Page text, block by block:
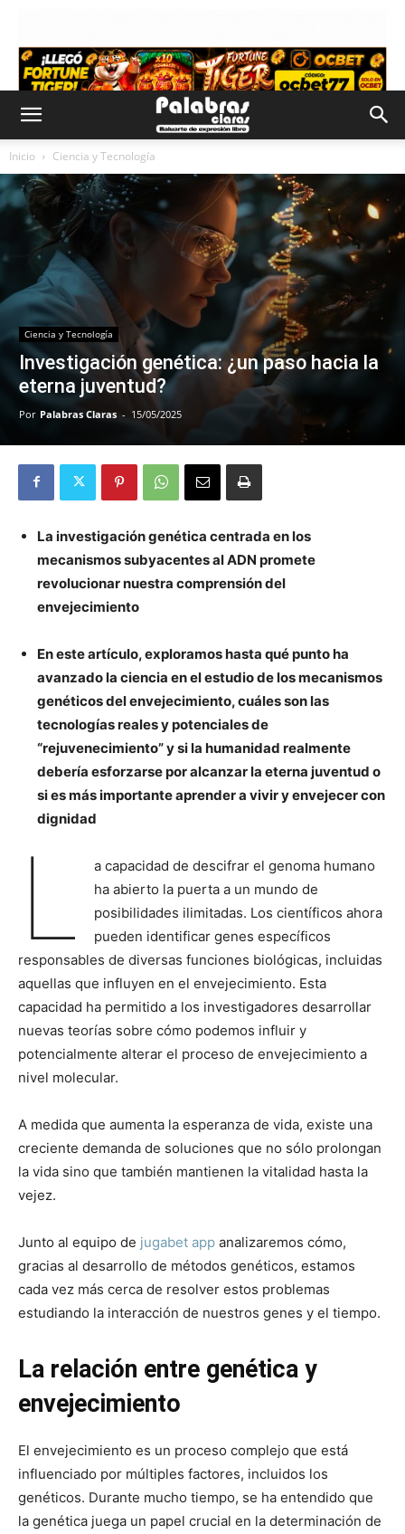
Inicio Ciencia y Tecnología
Ciencia y Tecnología
Investigación genética: ¿un paso hacia la
eterna juventud?
Por Palabras Claras - 15/05/2025
La investigación genética centrada en los
mecanismos subyacentes al ADN promete
revolucionar nuestra comprensión del
envejecimiento
En este artículo, exploramos hasta qué punto ha
avanzado la ciencia en el estudio de los mecanismos
genéticos del envejecimiento, cuáles son las
tecnologías reales y potenciales de
“rejuvenecimiento” y si la humanidad realmente
debería esforzarse por alcanzar la eterna juventud o
si es más importante aprender a vivir y envejecer con
dignidad
L
a capacidad de descifrar el genoma humano
ha abierto la puerta a un mundo de
posibilidades ilimitadas. Los científicos ahora
pueden identificar genes específicos
responsables de diversas funciones biológicas, incluidas
aquellas que influyen en el envejecimiento. Esta
capacidad ha permitido a los investigadores desarrollar
nuevas teorías sobre cómo podemos influir y
potencialmente alterar el proceso de envejecimiento a
nivel molecular.
A medida que aumenta la esperanza de vida, existe una
creciente demanda de soluciones que no sólo prolongan
la vida sino que también mantienen la vitalidad hasta la
vejez.
Junto al equipo de jugabet app analizaremos cómo,
gracias al desarrollo de métodos genéticos, estamos
cada vez más cerca de resolver estos problemas
estudiando la interacción de nuestros genes y el tiempo.
La relación entre genética y
envejecimiento
El envejecimiento es un proceso complejo que está
influenciado por múltiples factores, incluidos los
genéticos. Durante mucho tiempo, se ha entendido que
la genética juega un papel crucial en la determinación de